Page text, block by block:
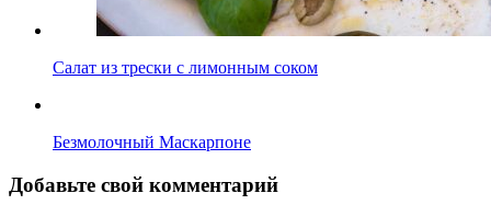
Салат из трески с лимонным соком
Безмолочный Маскарпоне
Добавьте свой комментарий